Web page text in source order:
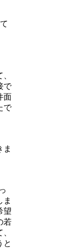
で
面
で
ま
ま
望
若
と